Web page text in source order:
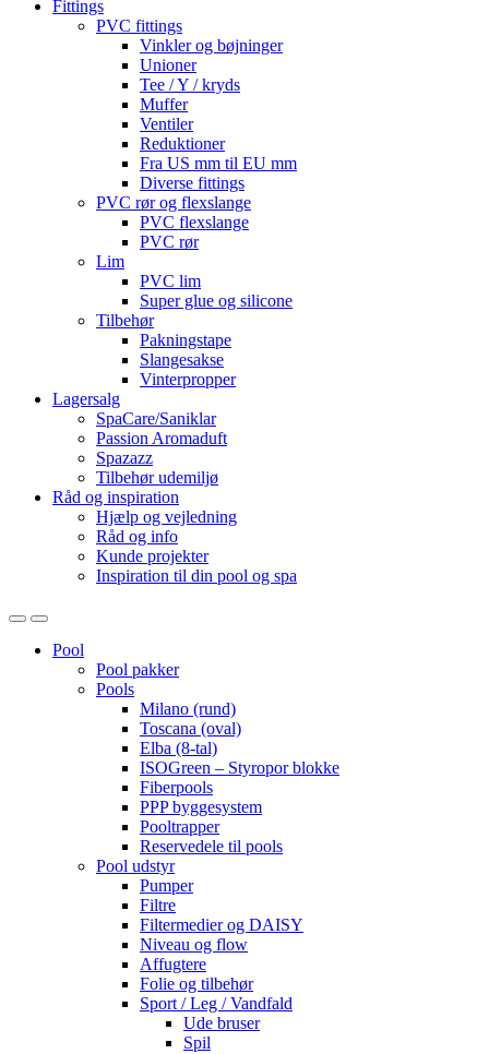
Fittings
PVC fittings
Vinkler og bøjninger
Unioner
Tee / Y / kryds
Muffer
Ventiler
Reduktioner
Fra US mm til EU mm
Diverse fittings
PVC rør og flexslange
PVC flexslange
PVC rør
Lim
PVC lim
Super glue og silicone
Tilbehør
Pakningstape
Slangesakse
Vinterpropper
Lagersalg
SpaCare/Saniklar
Passion Aromaduft
Spazazz
Tilbehør udemiljø
Råd og inspiration
Hjælp og vejledning
Råd og info
Kunde projekter
Inspiration til din pool og spa
OpenClose
Pool
Pool pakker
Pools
Milano (rund)
Toscana (oval)
Elba (8-tal)
ISOGreen – Styropor blokke
Fiberpools
PPP byggesystem
Pooltrapper
Reservedele til pools
Pool udstyr
Pumper
Filtre
Filtermedier og DAISY
Niveau og flow
Affugtere
Folie og tilbehør
Sport / Leg / Vandfald
Ude bruser
Spil